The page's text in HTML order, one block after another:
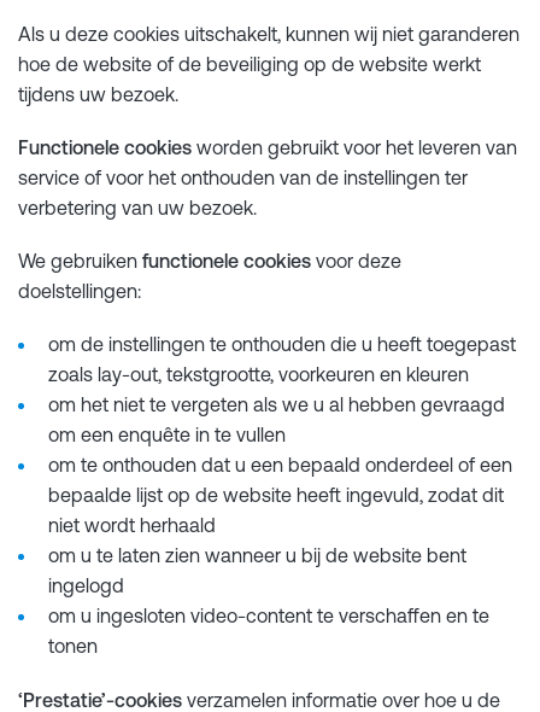
Als u deze cookies uitschakelt, kunnen wij niet garanderen
hoe de website of de beveiliging op de website werkt
tijdens uw bezoek.
Functionele cookies worden gebruikt voor het leveren van
service of voor het onthouden van de instellingen ter
verbetering van uw bezoek.
We gebruiken functionele cookies voor deze
doelstellingen:
om de instellingen te onthouden die u heeft toegepast
zoals lay-out, tekstgrootte, voorkeuren en kleuren
om het niet te vergeten als we u al hebben gevraagd
om een enquête in te vullen
om te onthouden dat u een bepaald onderdeel of een
bepaalde lijst op de website heeft ingevuld, zodat dit
niet wordt herhaald
om u te laten zien wanneer u bij de website bent
ingelogd
om u ingesloten video-content te verschaffen en te
tonen
‘Prestatie’-cookies verzamelen informatie over hoe u de